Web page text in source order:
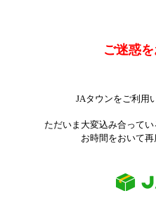
ご迷惑
JAタウンをご利用
ただいま大変込み合って
お時間をおいて